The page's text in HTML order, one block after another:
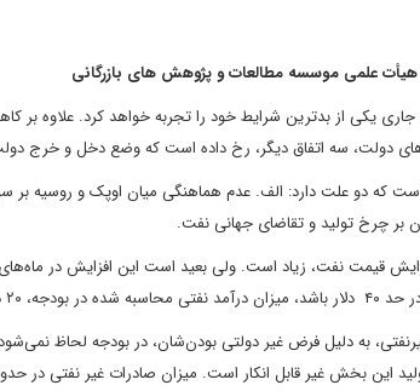
هیأت علمی موسسه مطالعات و پژوهش های بازرگانی
دولت، سه اتفاق دیگر، رخ داده است که وضع دخل و خرج
دو علت دارد: الف. عدم هماهنگی میان اوپک و روسیه بر سر
بر چرخ تولید و تقاضای جهانی نفت.
قیمت نفت، زیاد است. ولی بعید است این افزایش در ماه‌های
به دلیل فرض غیر دولتی بودن‌شان، در بودجه لحاظ نمی‌شود.